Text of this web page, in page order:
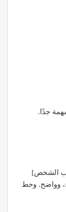
جدًا.
الشخص]
وواضح. وحط